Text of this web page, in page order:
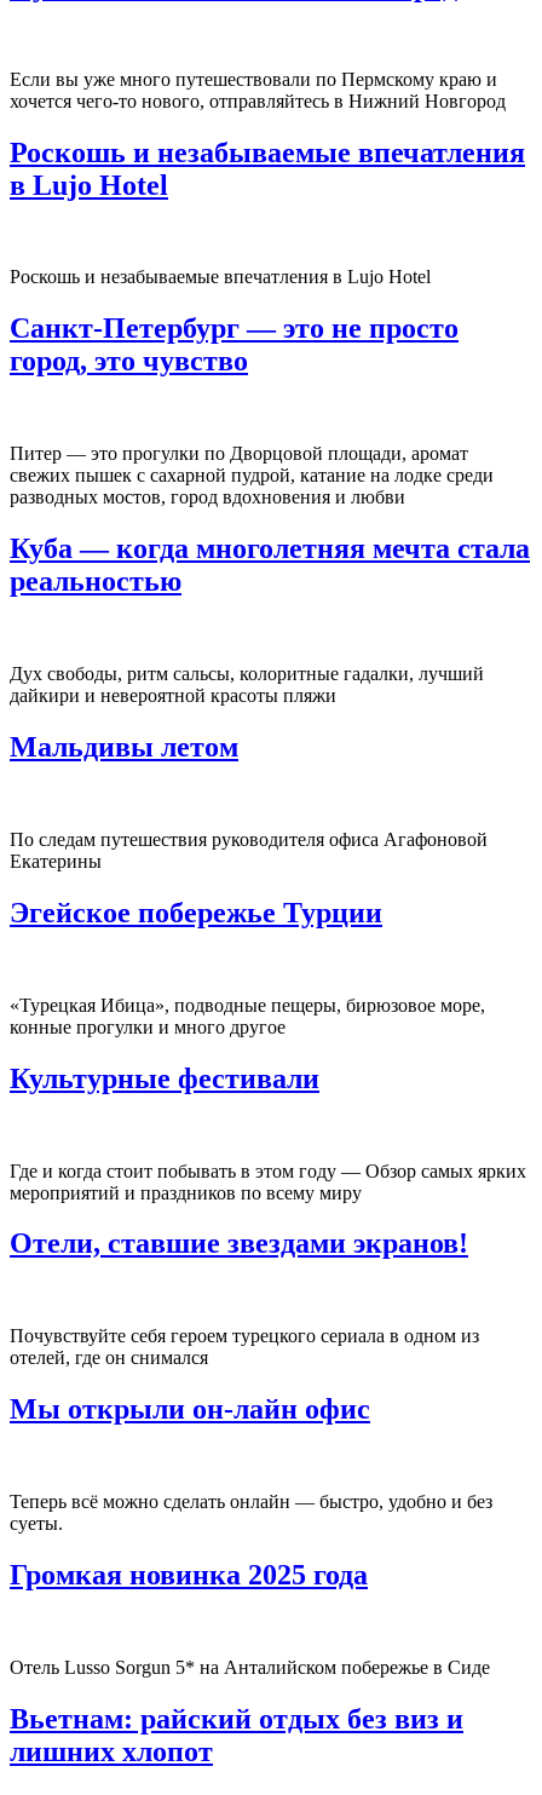
Если вы уже много путешествовали по Пермскому краю и
хочется чего-то нового, отправляйтесь в Нижний Новгород
Роскошь и незабываемые впечатления
в Lujo Hotel
Роскошь и незабываемые впечатления в Lujo Hotel
Санкт-Петербург — это не просто
город, это чувство
Питер — это прогулки по Дворцовой площади, аромат
свежих пышек с сахарной пудрой, катание на лодке среди
разводных мостов, город вдохновения и любви
Куба — когда многолетняя мечта стала
реальностью
Дух свободы, ритм сальсы, колоритные гадалки, лучший
дайкири и невероятной красоты пляжи
Мальдивы летом
По следам путешествия руководителя офиса Агафоновой
Екатерины
Эгейское побережье Турции
«Турецкая Ибица», подводные пещеры, бирюзовое море,
конные прогулки и много другое
Культурные фестивали
Где и когда стоит побывать в этом году — Обзор самых ярких
мероприятий и праздников по всему миру
Отели, ставшие звездами экранов!
Почувствуйте себя героем турецкого сериала в одном из
отелей, где он снимался
Мы открыли он-лайн офис
Теперь всё можно сделать онлайн — быстро, удобно и без
суеты.
Громкая новинка 2025 года
Отель Lusso Sorgun 5* на Анталийском побережье в Сиде
Вьетнам: райский отдых без виз и
лишних хлопот